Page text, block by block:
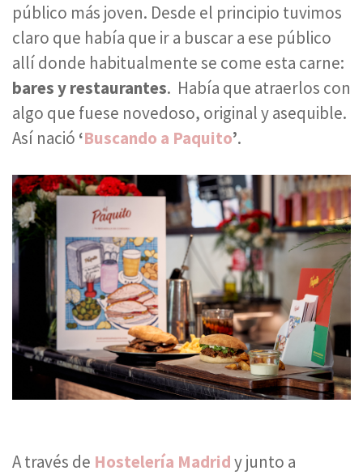
público más joven. Desde el principio tuvimos
claro que había que ir a buscar a ese público
allí donde habitualmente se come esta carne:
bares y restaurantes. Había que atraerlos con
algo que fuese novedoso, original y asequible.
Así nació ‘Buscando a Paquito’.
A través de Hostelería Madridy junto a